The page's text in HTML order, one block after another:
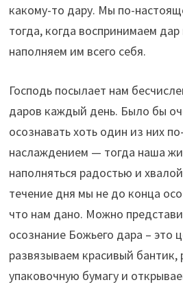
какому-то дару. Мы по-
тогда, когда воспринимаем
наполняем им всего себя.
Господь посылает нам
даров каждый день. Было бы
осознавать хоть один из них
наслаждением — тогда наша
наполняться радостью и
течение дня мы не до конца
что нам дано. Можно
осознание Божьего дара – это
развязываем красивый бантик,
упаковочную бумагу и